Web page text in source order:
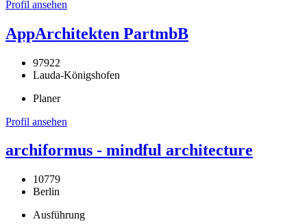
Profil ansehen
AppArchitekten PartmbB
97922
Lauda-Königshofen
Planer
Profil ansehen
archiformus - mindful architecture
10779
Berlin
Ausführung